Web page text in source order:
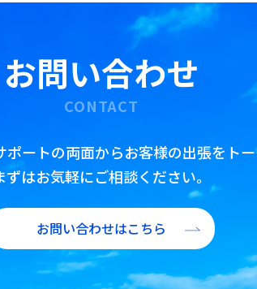
翻訳・通訳・アポイント取得代行
IR/財務翻訳
お問い合わせ
CONTACT
ートの両面からお客様の出張をトー
ずはお気軽にご相談ください。
お問い合わせはこちら